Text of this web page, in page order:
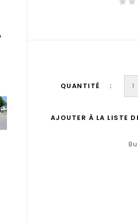
QUANTITÉ
AJOUTER À LA LISTE